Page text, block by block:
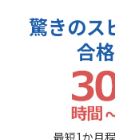
驚きのス
合格